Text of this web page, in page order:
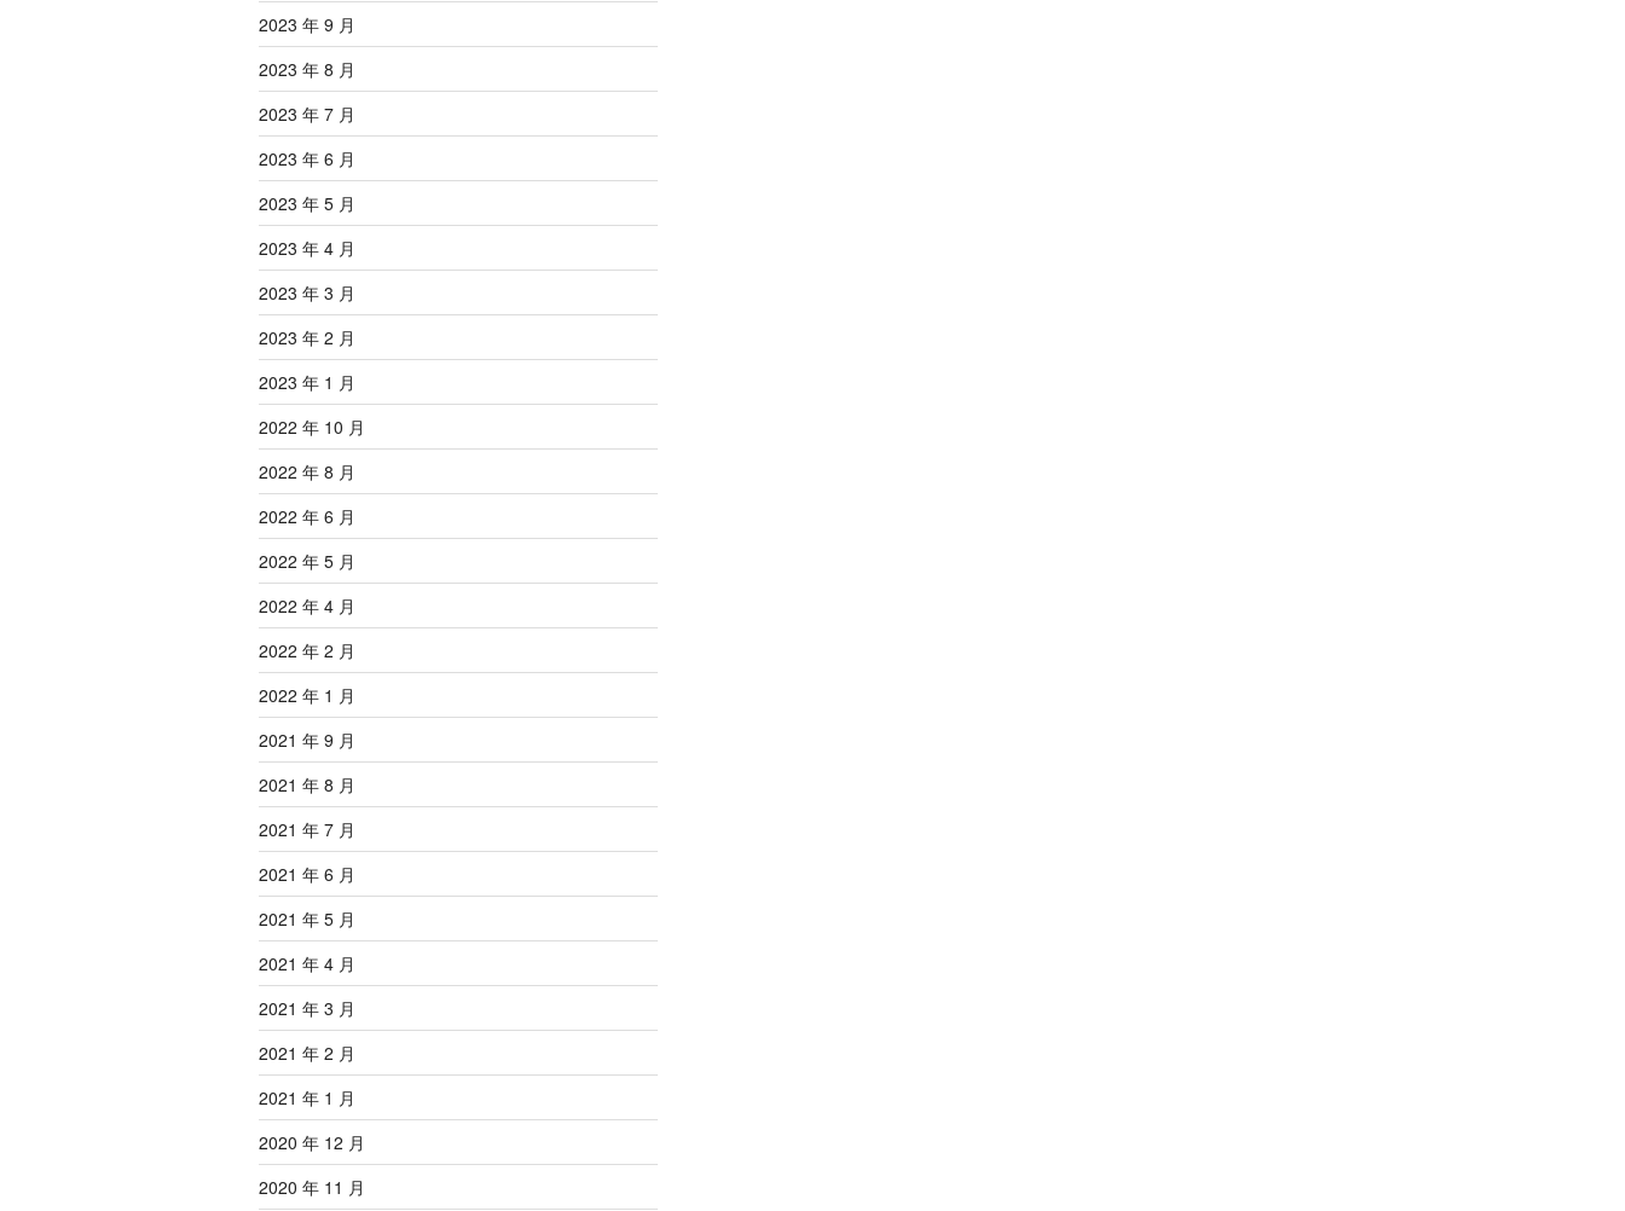
2023 年 9 月
2023 年 8 月
2023 年 7 月
2023 年 6 月
2023 年 5 月
2023 年 4 月
2023 年 3 月
2023 年 2 月
2023 年 1 月
2022 年 10 月
2022 年 8 月
2022 年 6 月
2022 年 5 月
2022 年 4 月
2022 年 2 月
2022 年 1 月
2021 年 9 月
2021 年 8 月
2021 年 7 月
2021 年 6 月
2021 年 5 月
2021 年 4 月
2021 年 3 月
2021 年 2 月
2021 年 1 月
2020 年 12 月
2020 年 11 月